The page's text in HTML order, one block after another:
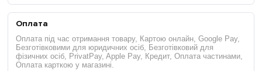
Оплата
Оплата під час отримання товару, Картою онлайн, Google Pay,
Безготівковими для юридичних осіб, Безготівковий для
фізичних осіб, PrivatPay, Apple Pay, Кредит, Оплата частинами,
Оплата карткою у магазині.